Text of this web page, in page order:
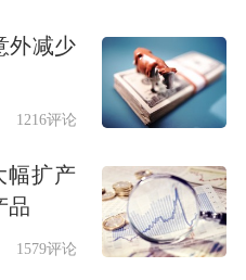
告，目前的状况如
竞争对手将进一步
外减少
1216评论
幅扩产
品
1579评论